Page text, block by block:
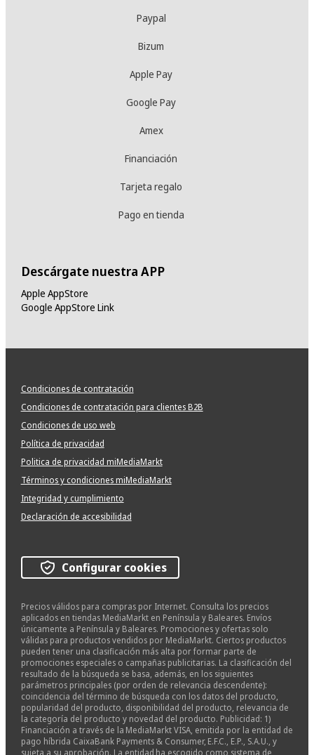
Paypal
Bizum
Apple Pay
Google Pay
Amex
Financiación
Tarjeta regalo
Pago en tienda
Descárgate nuestra APP
Apple AppStore
Google AppStore Link
Condiciones de contratación
Condiciones de contratación para clientes B2B
Condiciones de uso web
Política de privacidad
Politica de privacidad miMediaMarkt
Términos y condiciones miMediaMarkt
Integridad y cumplimiento
Declaración de accesibilidad
Configurar cookies
Precios válidos para compras por Internet. Consulta los precios
aplicados en tiendas MediaMarkt en Península y Baleares. Envíos
únicamente a Península y Baleares. Promociones y ofertas solo
válidas para productos vendidos por MediaMarkt. Ciertos productos
pueden tener una clasificación más alta por formar parte de
promociones especiales o campañas publicitarias. La clasificación del
resultado de la búsqueda se basa, además, en los siguientes
parámetros principales (por orden de relevancia descendente):
coincidencia del término de búsqueda con los datos del producto,
popularidad del producto, disponibilidad del producto, relevancia de
la categoría del producto y novedad del producto. Publicidad: 1)
Financiación a través de la MediaMarkt VISA, emitida por la entidad de
pago híbrida CaixaBank Payments & Consumer, E.F.C., E.P., S.A.U., y